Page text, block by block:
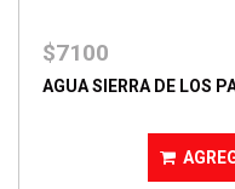
$7100
AGUA SIERRA DE LOS